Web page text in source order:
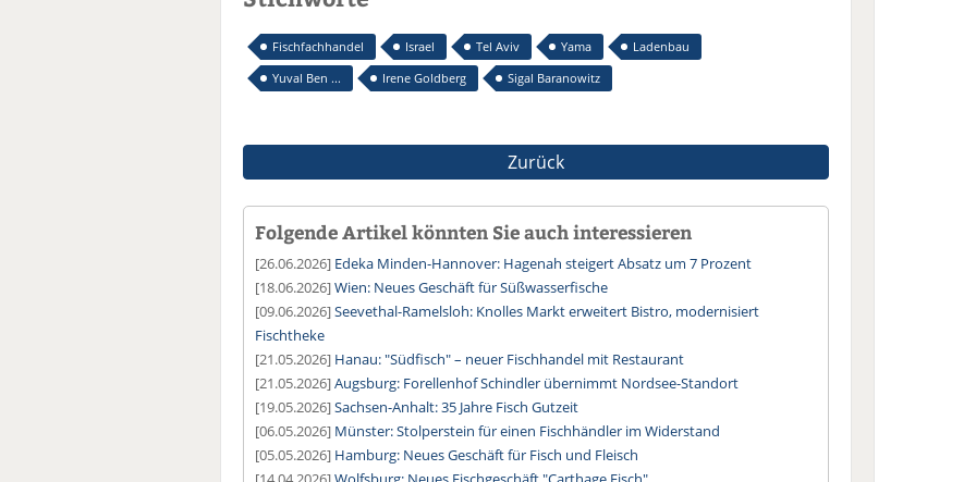
Fischfachhandel Israel Tel Aviv Yama
Ladenbau
Yuval Ben ...
Irene Goldberg Sigal Baranowitz
Zurück
Folgende Artikel könnten Sie auch interessieren
[26.06.2026] Edeka Minden-Hannover: Hagenah steigert Absatz um 7 Prozent
[18.06.2026]Wien: Neues Geschäft für Süßwasserfische
[09.06.2026]Seevethal-Ramelsloh: Knolles Markt erweitert Bistro, modernisiert
Fischtheke
[21.05.2026] Hanau: "Südfisch" – neuer Fischhandel mit Restaurant
[21.05.2026]Augsburg: Forellenhof Schindler übernimmt Nordsee-Standort
[19.05.2026]Sachsen-Anhalt: 35 Jahre Fisch Gutzeit
[06.05.2026] Münster: Stolperstein für einen Fischhändler im Widerstand
[05.05.2026] Hamburg: Neues Geschäft für Fisch und Fleisch